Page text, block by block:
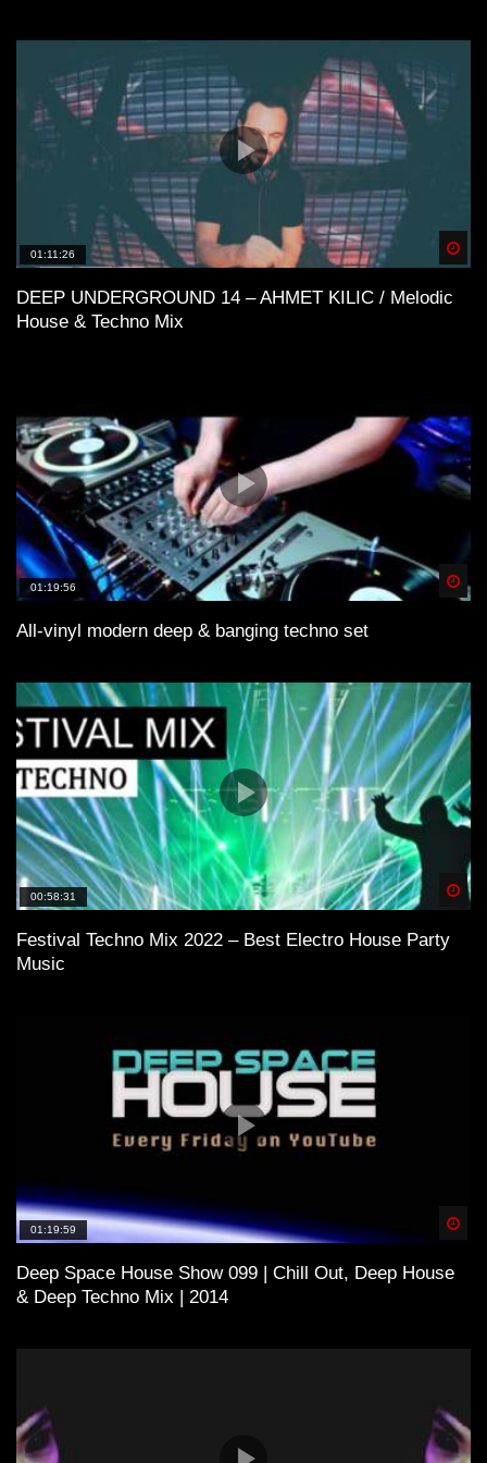
01:11:26
DEEP UNDERGROUND 14 – AHMET KILIC / Melodic
House & Techno Mix
01:19:56
All-vinyl modern deep & banging techno set
00:58:31
Festival Techno Mix 2022 – Best Electro House Party
Music
01:19:59
Deep Space House Show 099 | Chill Out, Deep House
& Deep Techno Mix | 2014